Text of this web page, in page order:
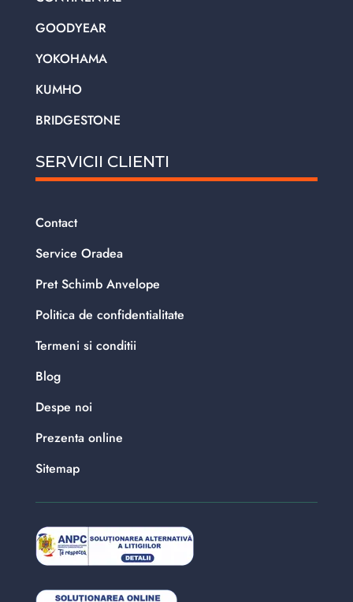
GOODYEAR
YOKOHAMA
KUMHO
BRIDGESTONE
SERVICII CLIENTI
Contact
Service Oradea
Pret Schimb Anvelope
Politica de confidentialitate
Termeni si conditii
Blog
Despe noi
Prezenta online
Sitemap